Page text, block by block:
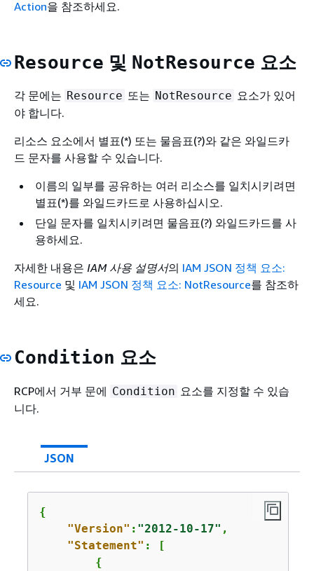
Action을 참조하세요.
Resource 및 NotResource 요소
각 문에는 Resource 또는 NotResource 요소가 있어
야 합니다.
리소스 요소에서 별표(*) 또는 물음표(?)와 같은 와일드카
드 문자를 사용할 수 있습니다.
이름의 일부를 공유하는 여러 리소스를 일치시키려면
별표(*)를 와일드카드로 사용하십시오.
단일 문자를 일치시키려면 물음표(?) 와일드카드를 사
용하세요.
자세한 내용은 IAM 사용 설명서의 IAM JSON 정책 요소:
Resource 및 IAM JSON 정책 요소: NotResource를 참조하
세요.
Condition 요소
RCP에서 거부 문에 Condition 요소를 지정할 수 있습
니다.
JSON
{
"Version" : "2012-10-17" ,
"Statement" : [
{